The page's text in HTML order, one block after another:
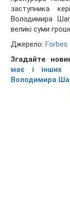
заступника
Володимира
великі суми
Джерело:Forbes
Згадайте
має і інших
Володимира